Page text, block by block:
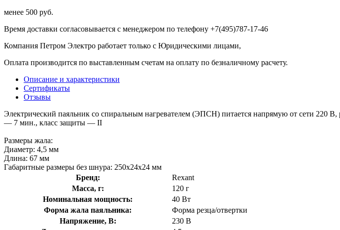
менее 500 руб.
Время доставки согласовывается с менеджером по телефону +7(495)787-17-46
Компания Петром Электро работает только с Юридическими лицами,
Оплата производится по выставленным счетам на оплату по безналичному расчету.
Описание и характеристики
Сертификаты
Отзывы
Электрический паяльник со спиральным нагревателем (ЭПСН) питается напрямую от сети 220 В,
— 7 мин., класс защиты — II
Размеры жала:
Диаметр: 4,5 мм
Длина: 67 мм
Габаритные размеры без шнура: 250x24x24 мм
Бренд:
Rexant
Масса, г:
120 г
Номинальная мощность:
40 Вт
Форма жала паяльника:
Форма резца/отвертки
Напряжение, В:
230 В